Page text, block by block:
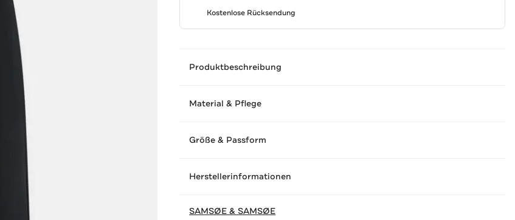
Kostenlose Rücksendung
Produktbeschreibung
Material & Pflege
Größe & Passform
Herstellerinformationen
SAMSØE & SAMSØE